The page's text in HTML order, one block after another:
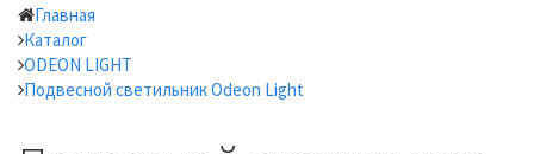
Главная
Каталог
ODEON LIGHT
Подвесной светильник Odeon Light